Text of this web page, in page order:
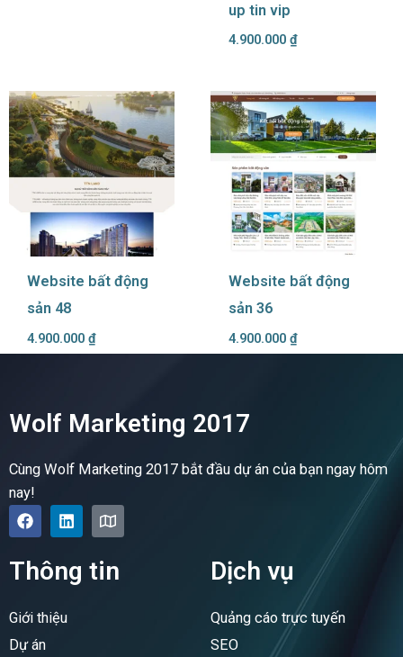
up tin vip
4.900.000 ₫
Website bất động
sản 48
4.900.000 ₫
Website bất động
sản 36
4.900.000 ₫
Wolf Marketing 2017
Cùng Wolf Marketing 2017 bắt đầu dự án của bạn ngay hôm
nay!
F
a
c
e
b
o
k
L
i
n
e
n
M
a
p
Thông tin
Giới thiệu
Dự án
Dịch vụ
Quảng cáo trực tuyến
SEO